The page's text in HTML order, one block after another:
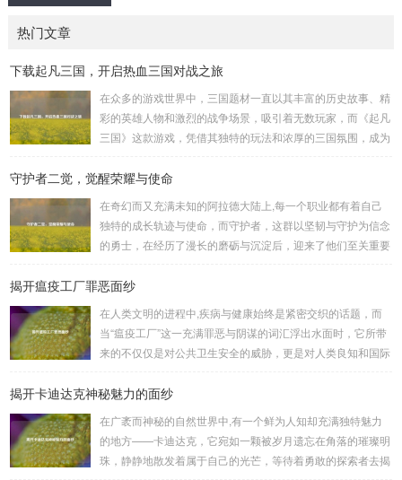
热门文章
下载起凡三国，开启热血三国对战之旅
在众多的游戏世界中，三国题材一直以其丰富的历史故事、精
彩的英雄人物和激烈的战争场景，吸引着无数玩家，而《起凡
三国》这款游戏，凭借其独特的玩法和浓厚的三国氛围，成为
何进行起凡三国下载,开启一段热血的三国对战之旅。 《起凡
以化身为三国时期的知名将领，如勇猛无双的吕布、足智多谋
的诸葛亮、忠义双全的关羽等，率领自己的军队在战场上冲锋
陷阵、排兵布阵，游戏中的每一场战斗都充满了变...
守护者二觉，觉醒荣耀与使命
在奇幻而又充满未知的阿拉德大陆上,每一个职业都有着自己
独特的成长轨迹与使命，而守护者，这群以坚韧与守护为信念
的勇士，在经历了漫长的磨砺与沉淀后，迎来了他们至关重要
大陆的那一刻起，便肩负着守护的重任，他们身躯魁梧，手持
来自各方的邪恶势力，最初，他们凭借着基础的技能和坚定的
意志，在一次次战斗中积累着经验，不断成长，无论是在阴森
恐怖的地下墓穴，还是在战火纷飞的前线战场，守...
揭开瘟疫工厂罪恶面纱
在人类文明的进程中,疾病与健康始终是紧密交织的话题，而
当“瘟疫工厂”这一充满罪恶与阴谋的词汇浮出水面时，它所带
来的不仅仅是对公共卫生安全的威胁，更是对人类良知和国际
是一些别有用心的势力为了实现其不可告人的目的，秘密设立
科学研究的外衣，实则干着违背人道、危害全球的勾当。 从
历史上看,生物武器的使用曾经给人类带来过惨痛的教训，在
战争时期，某些国家就曾利用细菌、病毒...
揭开卡迪达克神秘魅力的面纱
在广袤而神秘的自然世界中,有一个鲜为人知却充满独特魅力
的地方——卡迪达克，它宛如一颗被岁月遗忘在角落的璀璨明
珠，静静地散发着属于自己的光芒，等待着勇敢的探索者去揭